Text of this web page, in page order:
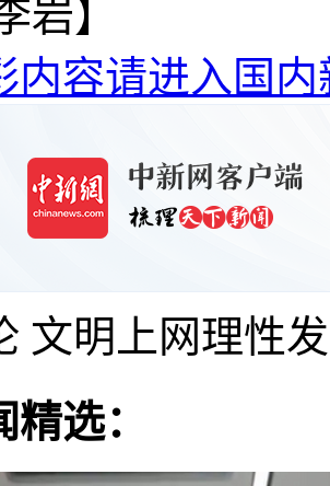
岩】
内容请进入国内
文明上网理性
选：